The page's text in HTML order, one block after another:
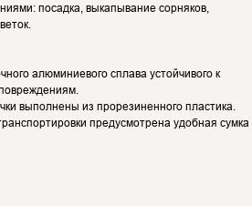
посадка, выкапывание сорняков,
алюминиевого сплава устойчивого к
выполнены из прорезиненного пластика.
предусмотрена удобная сумка